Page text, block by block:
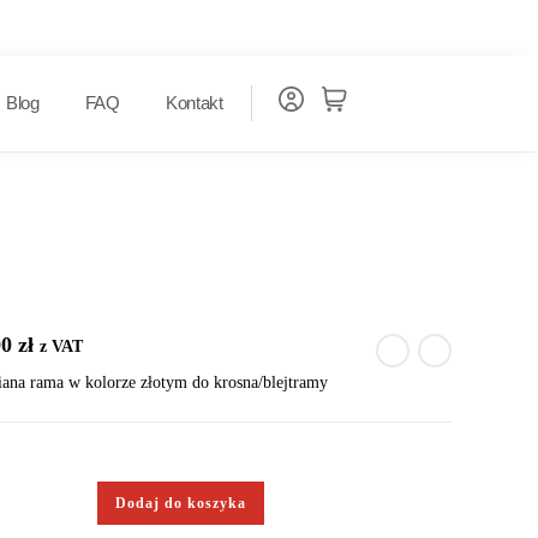
Blog FAQ Kontakt
zł z VAT
rama w kolorze złotym do krosna/blejtramy
Dodaj do koszyka